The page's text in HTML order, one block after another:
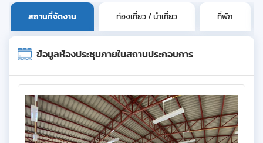
สถานที่จัดงาน ท่องเที่ยว / นำเที่ยว ที่พัก
ข้อมูลห้องประชุมภายในสถานประกอบการ